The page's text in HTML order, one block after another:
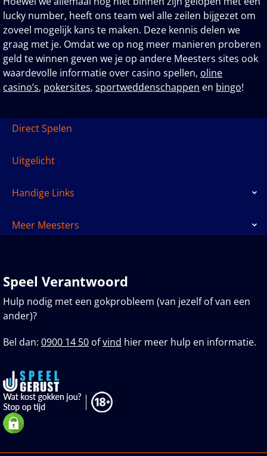
lucky number, heeft ons team wel alle zeilen bijgezet om
zoveel mogelijk kans te maken. Deze kennis delen we
graag met je. Omdat we op nog meer manieren proberen
geld te winnen geven we je op andere Meesters sites ook
waardevolle informatie over casino spellen, oline
casino’s, pokersites, sportweddenschappen en bingo!
Direct Spelen
Uitgelicht
Handige Links
Meer Meesters
Speel Verantwoord
Hulp nodig met een gokprobleem (van jezelf of van een
ander)?
Bel dan: 0900 14 50 ofvind hier meer hulp en informatie.